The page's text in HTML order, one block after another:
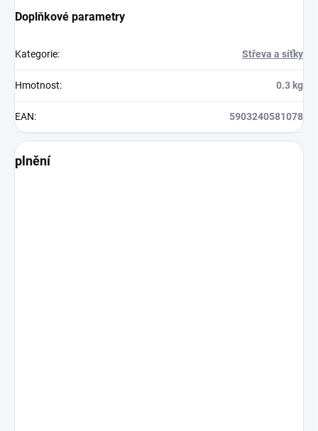
Doplňkové parametry
Kategorie: Střeva a síťky
Hmotnost: 0.3 kg
EAN: 5903240581078
plnění